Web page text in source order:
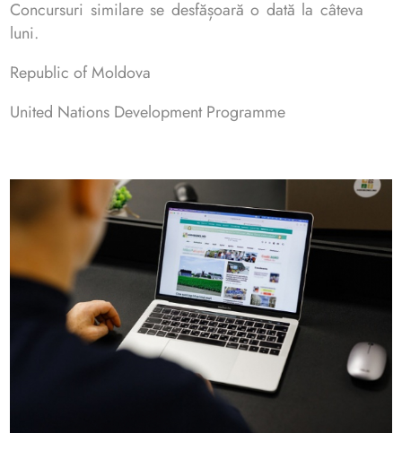
Concursuri similare se desfășoară o dată la câteva
luni.
Republic of Moldova
United Nations Development Programme